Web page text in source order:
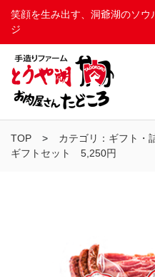
笑顔を生み出す、洞爺湖のソ
ジ
TOP
カテゴリ：ギフト・
ギフトセット 5,250円